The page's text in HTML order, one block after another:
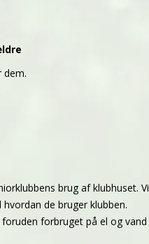
dem.
brug af klubhuset. Vi
de bruger klubben.
forbruget på el og vand